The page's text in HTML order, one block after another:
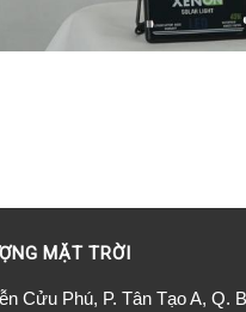
MẶT TRỜI
Cửu Phú, P. Tân Tạo A, Q.